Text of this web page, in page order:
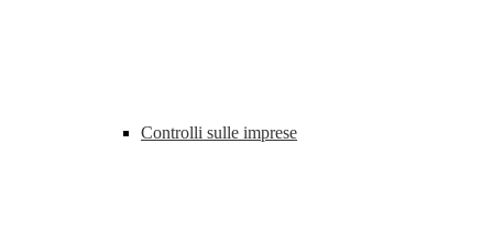
Controlli sulle imprese